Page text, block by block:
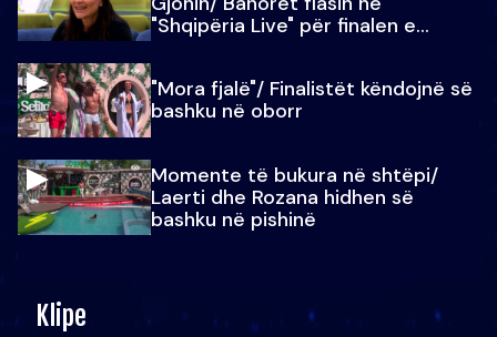
"Shqipëria Live" për finalen e
"Mora fjalë"/ Finalistët këndojnë së
bashku në oborr
Momente të bukura në shtëpi/
Laerti dhe Rozana hidhen së
bashku në pishinë
Klipe